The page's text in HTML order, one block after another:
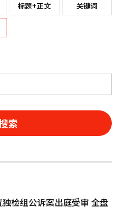
标题+正文 关键词
索
检组公诉案出庭受审 全盘